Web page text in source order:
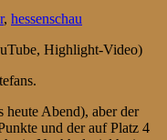
, hessenschau
Highlight-Video)
heute Abend), aber der
und der auf Platz 4